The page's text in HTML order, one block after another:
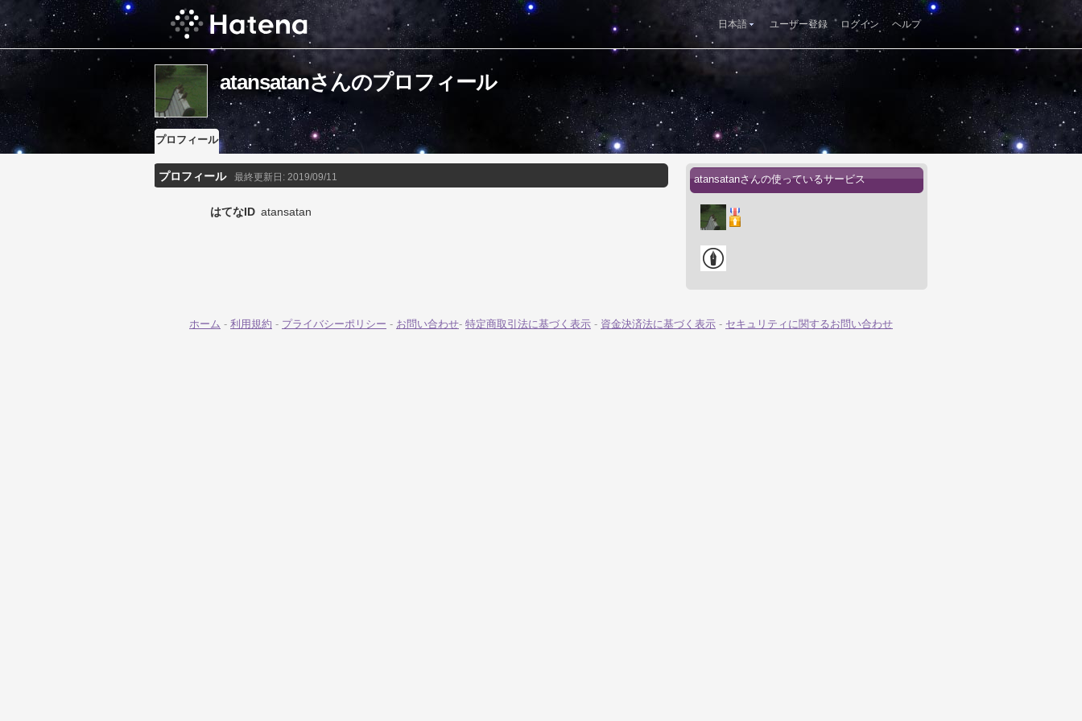
日本語 ユーザー登録 ログイン ヘルプ
atansatanさんのプロフィール
プロフィール
プロフィール 最終更新日: 2019/09/11
はてなID atansatan
atansatanさんの使っているサービス
ホーム - 利用規約 - プライバシーポリシー - お問い合わせ- 特定商取引法に基づく表示 - 資金決済法に基づく表示 - セキュリティに関するお問い合わせ